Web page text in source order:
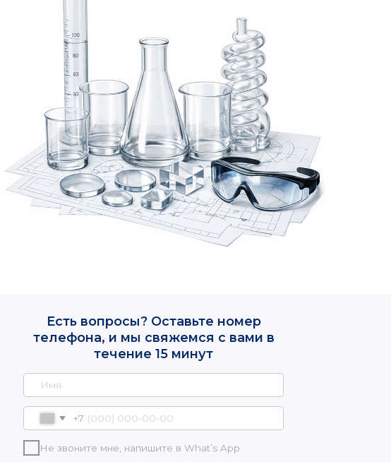
вопросы? Оставьте номер
и мы свяжемся с вами в
течение 15 минут
обработки персональных данных